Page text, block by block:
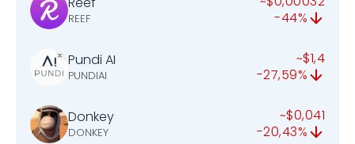
REEF
-44%
Pundi AI
PUNDIAI
~$1,4
-27,59%
Donkey
DONKEY
~$0,041
-20,43%